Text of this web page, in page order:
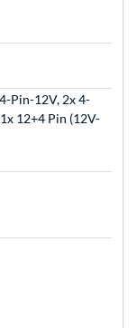
Pin-12V, 2x 4-
12+4 Pin (12V-